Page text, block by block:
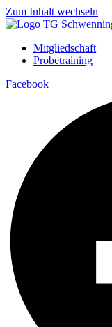
Zum Inhalt wechseln
Mitgliedschaft
Probetraining
Facebook